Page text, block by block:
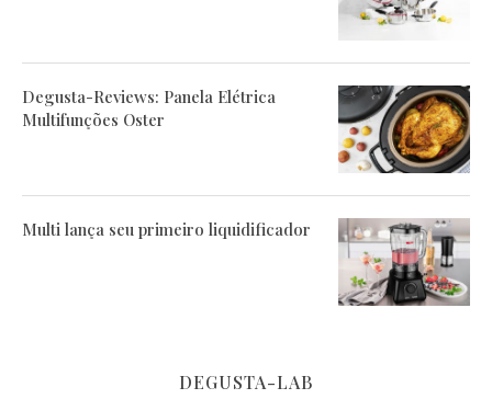
Degusta-Reviews: Panela Elétrica
Multifunções Oster
Multi lança seu primeiro liquidificador
DEGUSTA-LAB